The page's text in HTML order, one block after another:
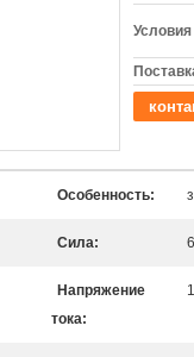
Особенность:
Сила:
Напряжение
тока: